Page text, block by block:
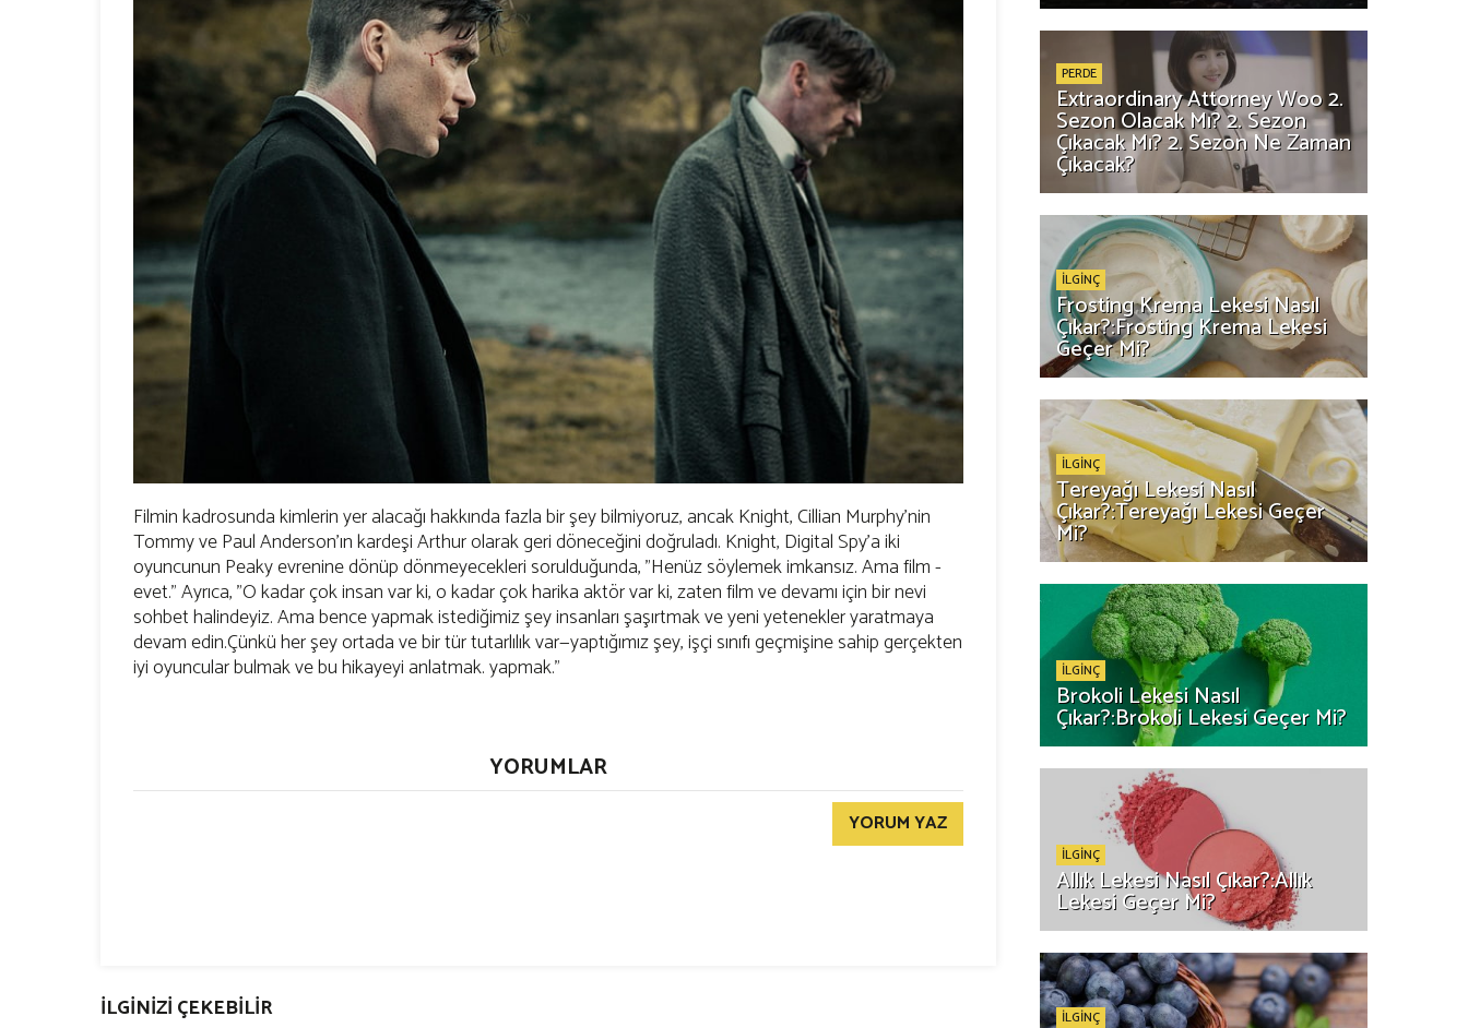
Filmin kadrosunda kimlerin yer alacağı hakkında fazla bir şey bilmiyoruz, ancak Knight, Cillian Murphy'nin
Tommy ve Paul Anderson'ın kardeşi Arthur olarak geri döneceğini doğruladı. Knight, Digital Spy'a iki
oyuncunun Peaky evrenine dönüp dönmeyecekleri sorulduğunda, "Henüz söylemek imkansız. Ama film -
evet." Ayrıca, "O kadar çok insan var ki, o kadar çok harika aktör var ki, zaten film ve devamı için bir nevi
sohbet halindeyiz. Ama bence yapmak istediğimiz şey insanları şaşırtmak ve yeni yetenekler yaratmaya
devam edin.Çünkü her şey ortada ve bir tür tutarlılık var—yaptığımız şey, işçi sınıfı geçmişine sahip gerçekten
iyi oyuncular bulmak ve bu hikayeyi anlatmak. yapmak."
YORUMLAR
YORUM YAZ
İLGİNİZİ ÇEKEBİLİR
PERDE
Extraordinary Attorney Woo 2.
Sezon Olacak Mı? 2. Sezon
Çıkacak Mı? 2. Sezon Ne Zaman
Çıkacak?
İLGİNÇ
Frosting Krema Lekesi Nasıl
Çıkar?:Frosting Krema Lekesi
Geçer Mi?
İLGİNÇ
Tereyağı Lekesi Nasıl
Çıkar?:Tereyağı Lekesi Geçer
Mi?
İLGİNÇ
Brokoli Lekesi Nasıl
Çıkar?:Brokoli Lekesi Geçer Mi?
İLGİNÇ
Allık Lekesi Nasıl Çıkar?:Allık
Lekesi Geçer Mi?
İLGİNÇ